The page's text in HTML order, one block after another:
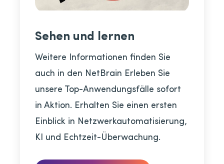
Sehen und lernen
Weitere Informationen finden Sie
auch in den NetBrain Erleben Sie
unsere Top-Anwendungsfälle sofort
in Aktion. Erhalten Sie einen ersten
Einblick in Netzwerkautomatisierung,
KI und Echtzeit-Überwachung.